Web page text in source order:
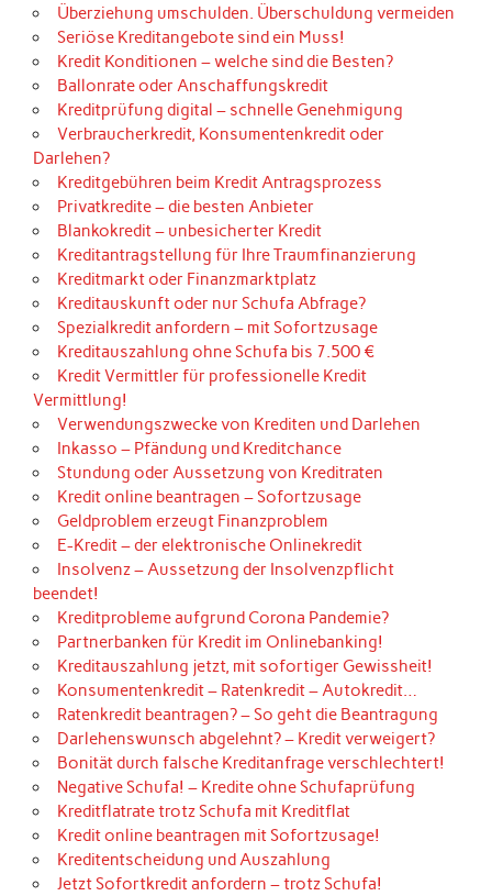
Überziehung umschulden. Überschuldung vermeiden
Seriöse Kreditangebote sind ein Muss!
Kredit Konditionen – welche sind die Besten?
Ballonrate oder Anschaffungskredit
Kreditprüfung digital – schnelle Genehmigung
Verbraucherkredit, Konsumentenkredit oder
Darlehen?
Kreditgebühren beim Kredit Antragsprozess
Privatkredite – die besten Anbieter
Blankokredit – unbesicherter Kredit
Kreditantragstellung für Ihre Traumfinanzierung
Kreditmarkt oder Finanzmarktplatz
Kreditauskunft oder nur Schufa Abfrage?
Spezialkredit anfordern – mit Sofortzusage
Kreditauszahlung ohne Schufa bis 7.500 €
Kredit Vermittler für professionelle Kredit
Vermittlung!
Verwendungszwecke von Krediten und Darlehen
Inkasso – Pfändung und Kreditchance
Stundung oder Aussetzung von Kreditraten
Kredit online beantragen – Sofortzusage
Geldproblem erzeugt Finanzproblem
E-Kredit – der elektronische Onlinekredit
Insolvenz – Aussetzung der Insolvenzpflicht
beendet!
Kreditprobleme aufgrund Corona Pandemie?
Partnerbanken für Kredit im Onlinebanking!
Kreditauszahlung jetzt, mit sofortiger Gewissheit!
Konsumentenkredit – Ratenkredit – Autokredit…
Ratenkredit beantragen? – So geht die Beantragung
Darlehenswunsch abgelehnt? – Kredit verweigert?
Bonität durch falsche Kreditanfrage verschlechtert!
Negative Schufa! – Kredite ohne Schufaprüfung
Kreditflatrate trotz Schufa mit Kreditflat
Kredit online beantragen mit Sofortzusage!
Kreditentscheidung und Auszahlung
Jetzt Sofortkredit anfordern – trotz Schufa!